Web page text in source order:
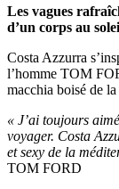
Les vagues
d’un corps au
Costa Azzurra
l’homme TOM
macchia boisé de
« J’ai toujours
voyager. Costa
et sexy de la
TOM FORD